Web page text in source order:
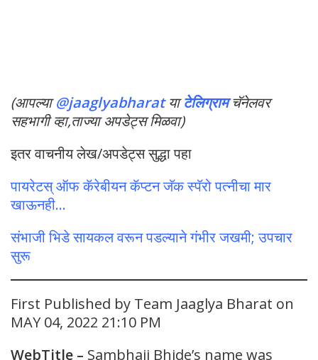
(आपल्या@jaaglyabharat याटेलिग्राम चॅनेलवर
सहभागी व्हा,ताज्या अपडेट्स मिळवा)
इतर वाचनीय लेख/अपडेट्स सुद्धा पहा
पायरेटस् ऑफ कॅरेबीयन कॅप्टन जॅक स्पॅरो पत्नीचा मार
खाऊनही…
संभाजी भिडे सायकल वरून पडल्याने गंभीर जखमी; उपचार
सुरू
First Published by Team Jaaglya Bharat on
MAY 04, 2022 21:10 PM
WebTitle – Sambhaji Bhide’s name was